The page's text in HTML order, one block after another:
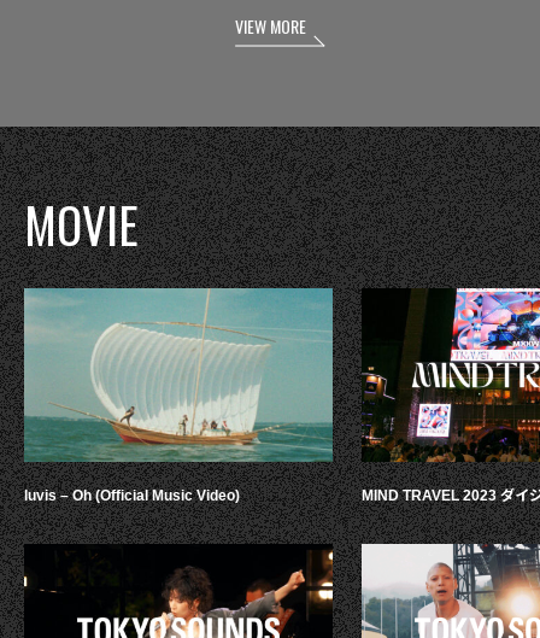
VIEW MORE
MOVIE
luvis – Oh (Official Music Video) MIND TRAVEL 2023 ダイ